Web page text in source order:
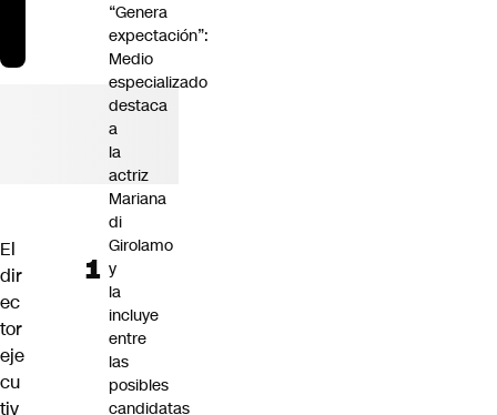
El
dir
ec
tor
eje
cu
tiv
“Genera
expectación”:
Medio
especializado
destaca
a
la
actriz
Mariana
di
Girolamo
y
la
incluye
entre
las
posibles
candidatas